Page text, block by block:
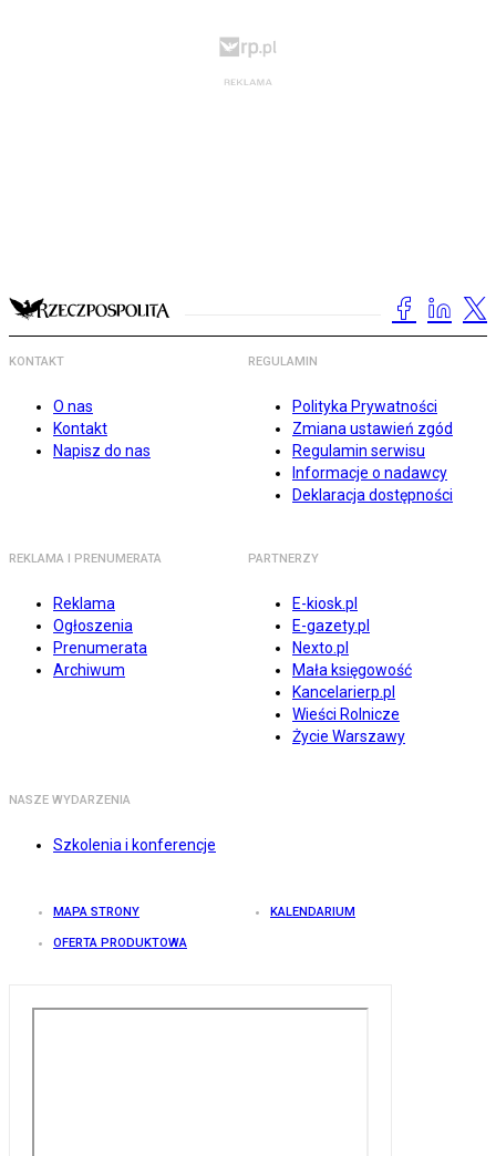
KONTAKT
O nas
Kontakt
Napisz do nas
REGULAMIN
Polityka Prywatności
Zmiana ustawień zgód
Regulamin serwisu
Informacje o nadawcy
Deklaracja dostępności
REKLAMA I PRENUMERATA
Reklama
Ogłoszenia
Prenumerata
Archiwum
PARTNERZY
E-kiosk.pl
E-gazety.pl
Nexto.pl
Mała księgowość
Kancelarierp.pl
Wieści Rolnicze
Życie Warszawy
NASZE WYDARZENIA
Szkolenia i konferencje
MAPA STRONY KALENDARIUM
OFERTA PRODUKTOWA